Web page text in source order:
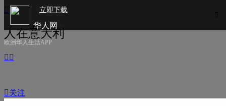

立即下载
华人网
欧洲华人生活APP
人在意大利
 
 关注